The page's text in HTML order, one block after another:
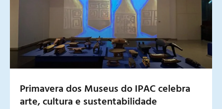
Primavera dos Museus do IPAC celebra
arte, cultura e sustentabilidade